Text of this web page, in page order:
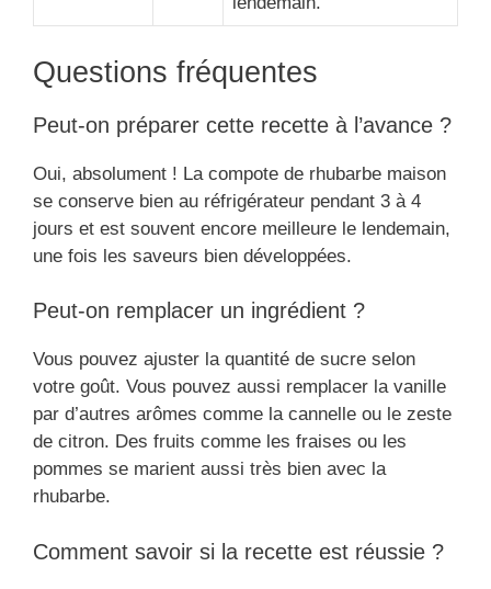
Questions fréquentes
Peut-on préparer cette recette à l’avance ?
Oui, absolument ! La compote de rhubarbe maison
se conserve bien au réfrigérateur pendant 3 à 4
jours et est souvent encore meilleure le lendemain,
une fois les saveurs bien développées.
Peut-on remplacer un ingrédient ?
Vous pouvez ajuster la quantité de sucre selon
votre goût. Vous pouvez aussi remplacer la vanille
par d’autres arômes comme la cannelle ou le zeste
de citron. Des fruits comme les fraises ou les
pommes se marient aussi très bien avec la
rhubarbe.
Comment savoir si la recette est réussie ?